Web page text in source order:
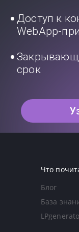
Доступ к
WebApp-
срок
Что
Блог
База